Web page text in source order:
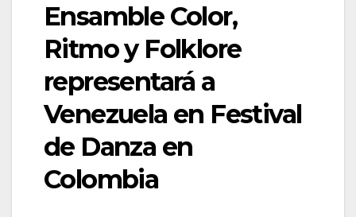
Ensamble Color,
Ritmo y Folklore
representará a
Venezuela en Festival
de Danza en
Colombia